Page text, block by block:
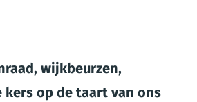
wijkbeurzen,
kers op de taart van ons